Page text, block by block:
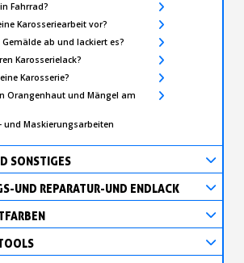
Fahrrad?
Karosseriearbeit vor?
ab und lackiert es?
Karosserielack?
Karosserie?
Orangenhaut und Mängel am
und Maskierungsarbeiten
SONSTIGES
UND REPARATUR-UND ENDLACK